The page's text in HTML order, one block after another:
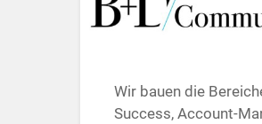
Wir bauen die
Success, Account-